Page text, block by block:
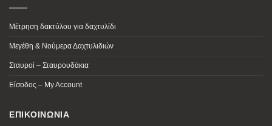
Μέτρηση δακτύλου για δαχτυλίδι
Μεγέθη & Νούμερα Δαχτυλιδιών
Σταυροί – Σταυρουδάκια
Είσοδος – My Account
ΕΠΙΚΟΙΝΩΝΙΑ